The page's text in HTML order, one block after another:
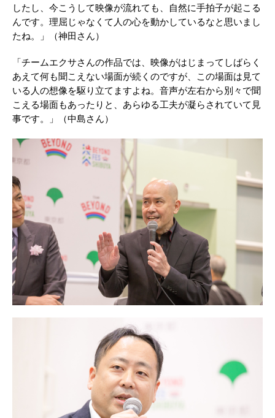
したし、今こうして映像が流れても、自然に手拍子が起こる
んです。理屈じゃなくて人の心を動かしているなと思いまし
たね。」（神田さん）
「チームエクサさんの作品では、映像がはじまってしばらく
あえて何も聞こえない場面が続くのですが、この場面は見て
いる人の想像を駆り立てますよね。音声が左右から別々で聞
こえる場面もあったりと、あらゆる工夫が凝らされていて見
事です。」（中島さん）